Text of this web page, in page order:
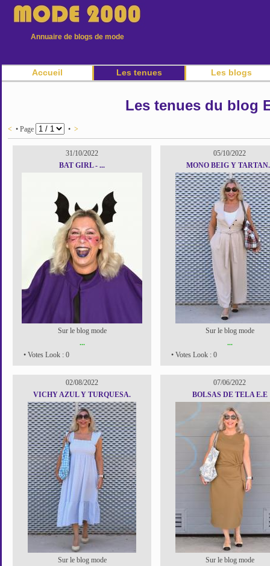
Annuaire de blogs de mode
Accueil Les tenues Les blogs
Les tenues du blog
< • Page • >
31/10/2022
BAT GIRL - ...
Sur le blog mode
...
• Votes Look : 0
05/10/2022
MONO BEIG Y
Sur le blog mode
...
• Votes Look : 0
02/08/2022
VICHY AZUL Y TURQUESA.
Sur le blog mode
07/06/2022
BOLSAS DE TELA E.E
Sur le blog mode